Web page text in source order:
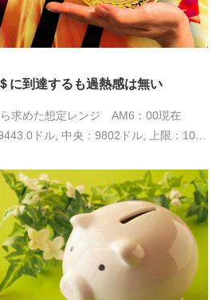
に到達するも過熱感は無い
求めた想定レンジ AM6：00現在
ドル, 中央：9802ドル, 上限：10…